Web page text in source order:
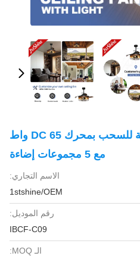
مروحة سقف ديكورية قابلة للسحب بمحرك DC 65 واط
مع 5 مجموعات إضاءة
الاسم التجاري:
1stshine/OEM
رقم الموديل:
IBCF-C09
الـ MOQ: